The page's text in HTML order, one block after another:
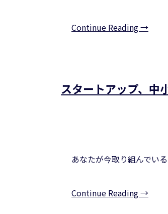
Continue Reading →
スタートアップ、中
あなたが今取り組んでい
Continue Reading →